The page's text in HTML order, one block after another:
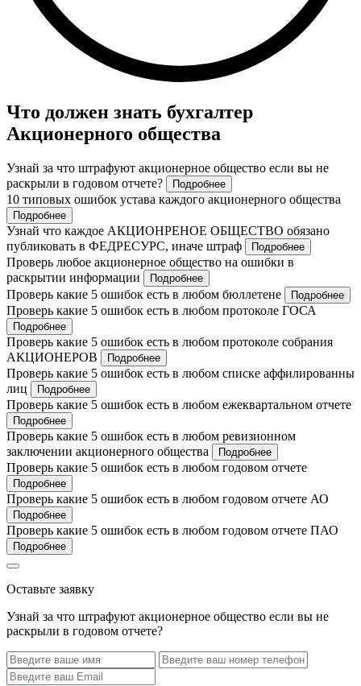
Что должен знать бухгалтер
Акционерного общества
Узнай за что штрафуют акционерное общество если вы не
раскрыли в годовом отчете?
Подробнее
10 типовых ошибок устава каждого акционерного общества
Подробнее
Узнай что каждое АКЦИОНРЕНОЕ ОБЩЕСТВО обязано
публиковать в ФЕДРЕСУРС, иначе штраф
Подробнее
Проверь любое акционерное общество на ошибки в
раскрытии информации
Подробнее
Проверь какие 5 ошибок есть в любом бюллетене Подробнее
Проверь какие 5 ошибок есть в любом протоколе ГОСА
Подробнее
Проверь какие 5 ошибок есть в любом протоколе собрания
АКЦИОНЕРОВ
Подробнее
Проверь какие 5 ошибок есть в любом списке аффилированны
лиц
Подробнее
Проверь какие 5 ошибок есть в любом ежеквартальном отчете
Подробнее
Проверь какие 5 ошибок есть в любом ревизионном
заключении акционерного общества
Подробнее
Проверь какие 5 ошибок есть в любом годовом отчете
Подробнее
Проверь какие 5 ошибок есть в любом годовом отчете АО
Подробнее
Проверь какие 5 ошибок есть в любом годовом отчете ПАО
Подробнее
Оставьте заявку
Узнай за что штрафуют акционерное общество если вы не
раскрыли в годовом отчете?